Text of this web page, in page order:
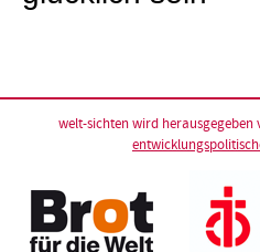
welt-sichten wird herausgegeben